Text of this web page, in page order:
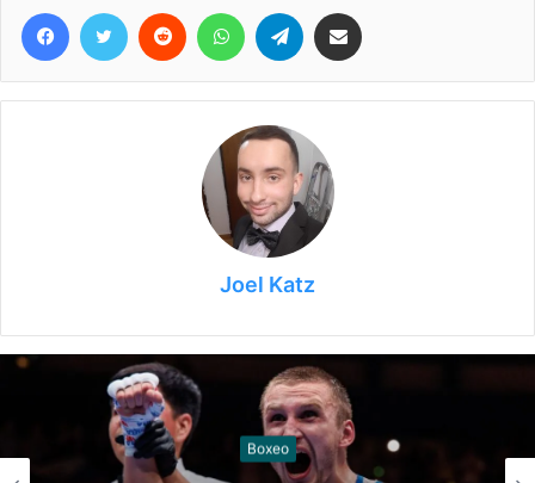
Facebook
Twitter Reddit WhatsAppTelegram
Joel Katz
Boxeo